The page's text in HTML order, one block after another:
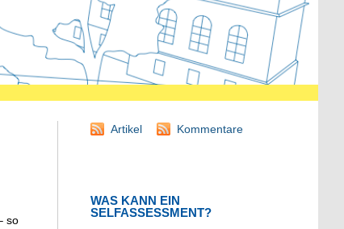
so
Artikel Kommentare
WAS KANN EIN
SELFASSESSMENT?